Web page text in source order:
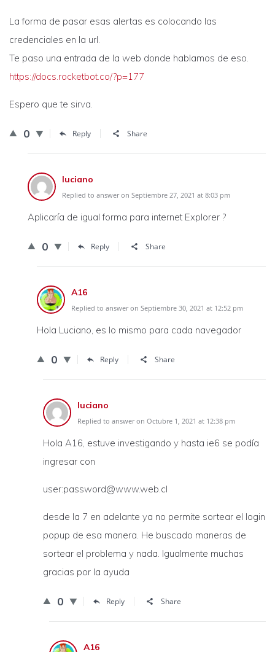
La forma de pasar esas alertas es colocando las
credenciales en la url.
Te paso una entrada de la web donde hablamos de eso.
https://docs.rocketbot.co/?p=177
Espero que te sirva.
0 Reply Share
luciano
Replied to answer on Septiembre 27, 2021 at 8:03 pm
Aplicaría de igual forma para internet Explorer ?
0 Reply Share
A16
Replied to answer on Septiembre 30, 2021 at 12:52 pm
Hola Luciano, es lo mismo para cada navegador
0 Reply Share
luciano
Replied to answer on Octubre 1, 2021 at 12:38 pm
Hola A16, estuve investigando y hasta ie6 se podía
ingresar con
user:password@www.web.cl
desde la 7 en adelante ya no permite sortear el login
popup de esa manera. He buscado maneras de
sortear el problema y nada. Igualmente muchas
gracias por la ayuda
0 Reply Share
A16